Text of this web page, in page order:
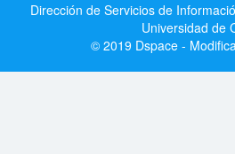
Dirección de Servicios de
Universidad de
© 2019 Dspace -